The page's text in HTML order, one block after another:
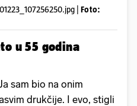
| Foto:
u 55 godina
sam bio na onim
drukčije. I evo, stigli